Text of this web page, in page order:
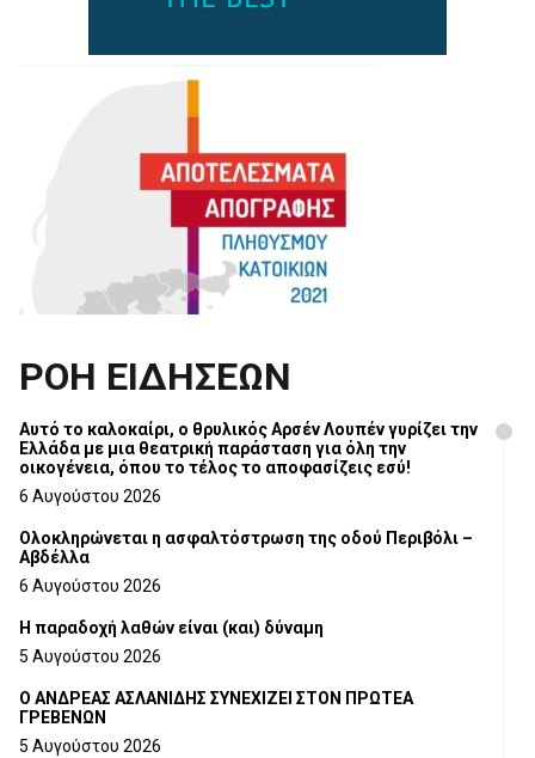
ΡΟΗ ΕΙΔΗΣΕΩΝ
Αυτό το καλοκαίρι, ο θρυλικός Αρσέν Λουπέν γυρίζει την
Ελλάδα με μια θεατρική παράσταση για όλη την
οικογένεια, όπου το τέλος το αποφασίζεις εσύ!
6 Αυγούστου 2026
Ολοκληρώνεται η ασφαλτόστρωση της οδού Περιβόλι –
Αβδέλλα
6 Αυγούστου 2026
H παραδοχή λαθών είναι (και) δύναμη
5 Αυγούστου 2026
Ο ΑΝΔΡΕΑΣ ΑΣΛΑΝΙΔΗΣ ΣΥΝΕΧΙΖΕΙ ΣΤΟΝ ΠΡΩΤΕΑ
ΓΡΕΒΕΝΩΝ
5 Αυγούστου 2026